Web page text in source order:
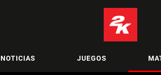
NOTICIAS JUEGOS